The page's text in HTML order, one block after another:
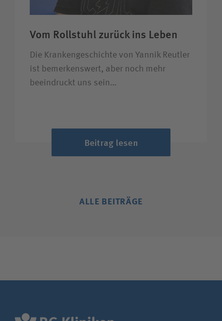
Vom Rollstuhl zurück ins Leben
Die Krankengeschichte von Yannik Reutler
ist bemerkenswert, aber noch mehr
beeindruckt uns sein…
Beitrag lesen
ALLE BEITRÄGE